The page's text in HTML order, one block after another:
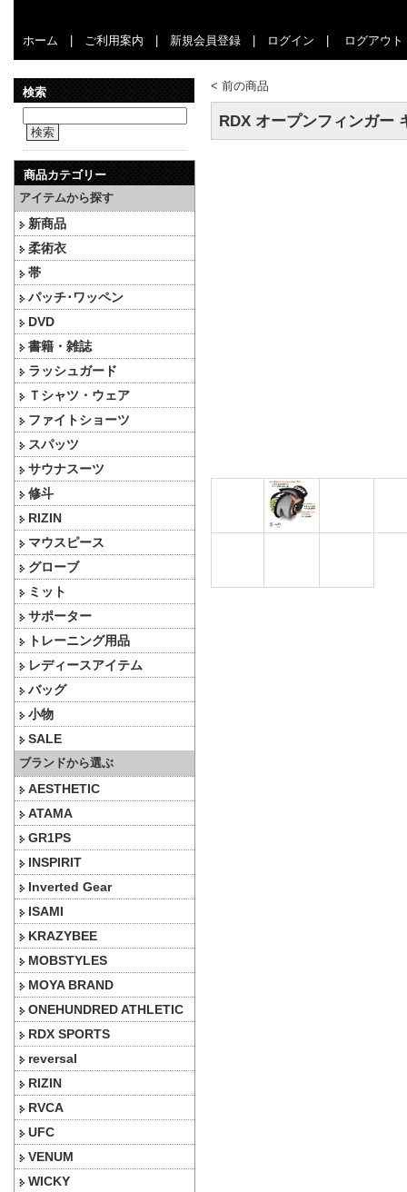
ホーム ご利用案内 新規会員登録 ログイン ログアウト
検索
検索
商品カテゴリー
アイテムから探す
新商品
柔術衣
帯
パッチ･ワッペン
DVD
書籍・雑誌
ラッシュガード
Ｔシャツ・ウェア
ファイトショーツ
スパッツ
サウナスーツ
修斗
RIZIN
マウスピース
グローブ
ミット
サポーター
トレーニング用品
レディースアイテム
バッグ
小物
SALE
ブランドから選ぶ
AESTHETIC
ATAMA
GR1PS
INSPIRIT
Inverted Gear
ISAMI
KRAZYBEE
MOBSTYLES
MOYA BRAND
ONEHUNDRED ATHLETIC
RDX SPORTS
reversal
RIZIN
RVCA
UFC
VENUM
WICKY
< 前の商品
RDX オープンフィンガー